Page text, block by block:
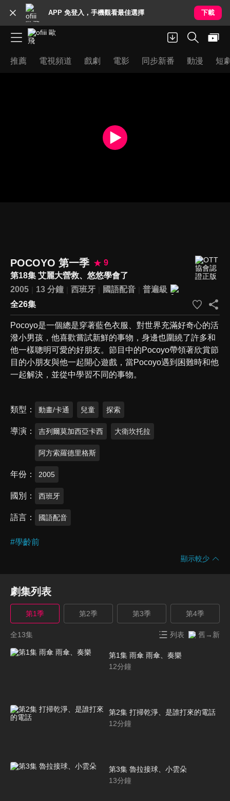
APP 免登入，手機觀看最佳選擇 下載
推薦 電視頻道 戲劇 電影 同步新番 動漫 短
POCOYO 第一季
9
第18集 艾麗大營救、悠悠學會了
2005
13 分鐘 西班牙 國語配音
普遍級
全26集
Pocoyo是一個總是穿著藍色衣服、對世界充滿好奇心的活
潑小男孩，他喜歡嘗試新鮮的事物，身邊也圍繞了許多和
他一樣聰明可愛的好朋友。節目中的Pocoyo帶領著欣賞節
目的小朋友與他一起開心遊戲，當Pocoyo遇到困難時和他
一起解決，並從中學習不同的事物。
類型 動畫/卡通 兒童 探索
導演 吉列爾莫加西亞卡西 大衛坎托拉
阿方索羅德里格斯
年份 2005
國別 西班牙
語言 國語配音
#學齡前
顯示較少
劇集列表
第1季 第2季 第3季 第4季
全13集 列表 舊→新
第1集 雨傘 雨傘、奏樂
12分鐘
第2集 打掃乾淨、是誰打來的電話
12分鐘
第3集 魯拉接球、小雲朵
13分鐘